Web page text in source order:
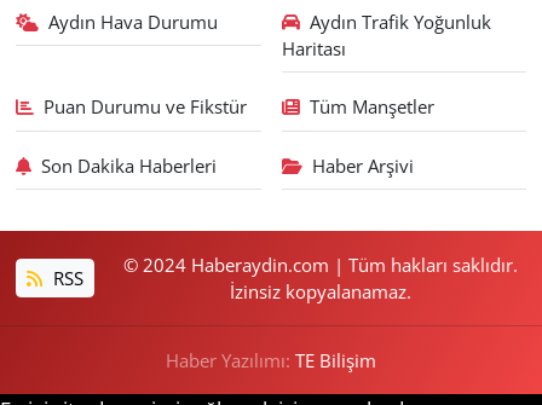
Aydın Hava Durumu
Aydın Trafik Yoğunluk
Haritası
Puan Durumu ve Fikstür Tüm Manşetler
Son Dakika Haberleri Haber Arşivi
RSS
© 2024 Haberaydin.com | Tüm hakları saklıdır.
İzinsiz kopyalanamaz.
Haber Yazılımı: TE Bilişim